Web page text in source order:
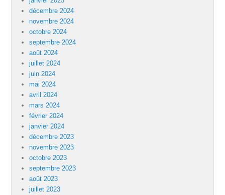
décembre 2024
novembre 2024
octobre 2024
septembre 2024
août 2024
juillet 2024
juin 2024
mai 2024
avril 2024
mars 2024
février 2024
janvier 2024
décembre 2023
novembre 2023
octobre 2023
septembre 2023
août 2023
juillet 2023